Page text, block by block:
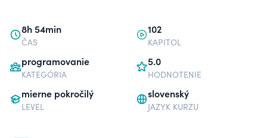
8h 54min
ČAS
102
KAPITOL
programovanie
KATEGÓRIA
5.0
HODNOTENIE
mierne pokročilý
LEVEL
slovenský
JAZYK KURZU